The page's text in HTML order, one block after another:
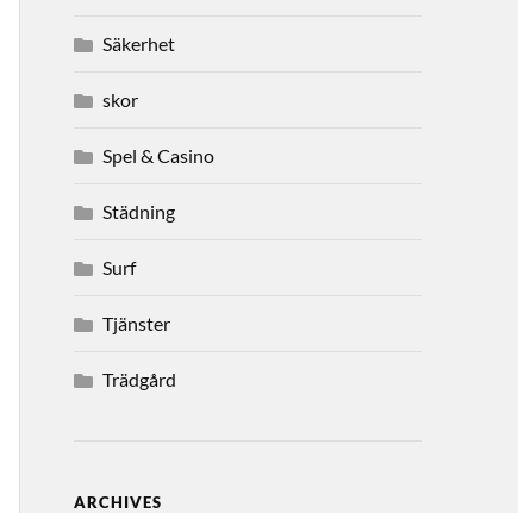
Säkerhet
skor
Spel & Casino
Städning
Surf
Tjänster
Trädgård
ARCHIVES